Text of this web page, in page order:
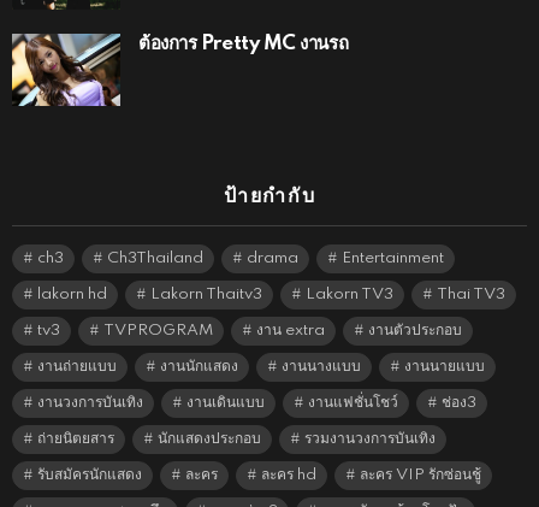
ต้องการ Pretty MC งานรถ
ป้ายกำกับ
ch3 Ch3Thailand drama Entertainment
lakorn hd Lakorn Thaitv3 Lakorn TV3 Thai TV3
tv3 TVPROGRAM งาน extra งานตัวประกอบ
งานถ่ายแบบ งานนักแสดง งานนางแบบ งานนายแบบ
งานวงการบันเทิง งานเดินแบบ งานแฟชั่นโชว์ ช่อง3
ถ่ายนิตยสาร นักแสดงประกอบ รวมงานวงการบันเทิง
รับสมัครนักแสดง ละคร ละคร hd ละคร VIP รักซ่อนชู้